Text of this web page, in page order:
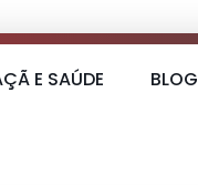
E SAÚDE BLOG